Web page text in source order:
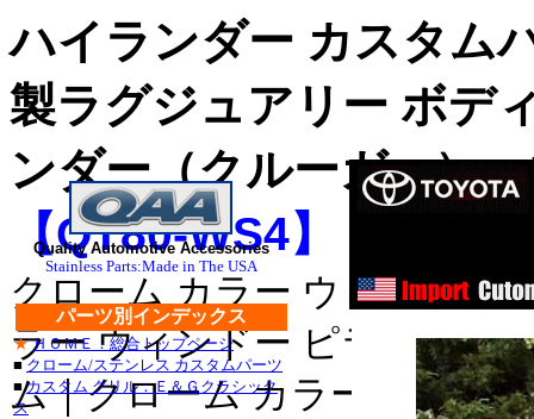
■クライスラー：３
・３００Ｍ_クロー
ステンレス
Quality Automotive Accessories
Stainless Parts:Made in The USA
パーツ別インデックス
★ ＨＯＭＥ：総合トップページ
■クローム/ステンレス カスタムパーツ
■カスタム グリル：Ｅ＆Ｇクラシック
ス
ハイランダー カスタム
製ラグジュアリー ボデ
ンダー（クルーガー）
【QT80-WS4】
クローム カラー ウィンドゥ
ラー ウィンドー ピラー｜ク
ム｜クローム カラー ドア サ